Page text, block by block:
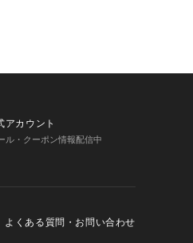
アカウント
ル・クーポン情報配信中
よくある質問・お問い合わせ